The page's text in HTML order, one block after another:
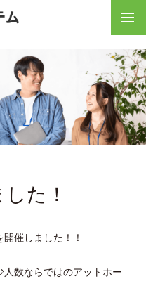
た！
催しました！！
数ならではのアットホー